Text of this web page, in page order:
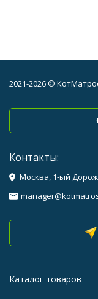
2021-2026 ©
Контакты:
Москва, 1-ый
Каталог товаров